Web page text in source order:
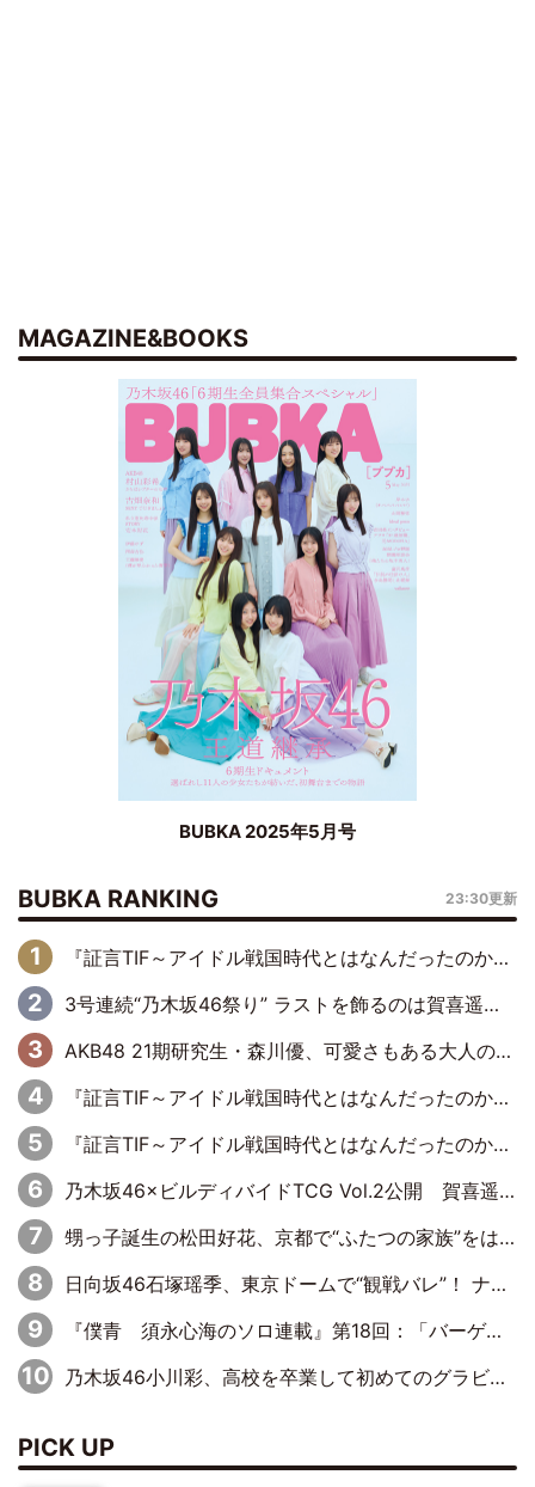
MAGAZINE&BOOKS
BUBKA 2025年5月号
BUBKA RANKING 23:30更新
『証言TIF～アイドル戦国時代とはなんだったのか～』第6回：でんぱ組.inc・古川未鈴×相沢梨紗「『ハロプロやりたかったな』って言ったら、夢眠ねむさんに『てめえはでんぱ組．incなんだよ！』って肩パンされて(笑)」
3号連続“乃木坂46祭り” ラストを飾るのは賀喜遥香…5年ぶりの登場に「5年分大人になった私を見ていただけたら」
AKB48 21期研究生・森川優、可愛さもある大人の女性に
『証言TIF～アイドル戦国時代とはなんだったのか～』第11回：私立恵比寿中学・真山りか×安本彩花「TIFで10年ぶりのキョンシーメイクをしたら、場を完全に引かせてしまって。時代が変わったんだなって」
『証言TIF～アイドル戦国時代とはなんだったのか～』第10回：さくら学院・武藤彩未×飯田らうら「正直、中3で辞めるというのを信じてなくて。そう言われてはいたけど、嘘でしょって」
乃木坂46×ビルディバイドTCG Vol.2公開 賀喜遥香＆田村真佑が『京まふ』ステージに登壇
甥っ子誕生の松田好花、京都で“ふたつの家族”をはしご！ “母”黒谷友香に見送られ、“父”松岡昌宏とはハシゴ酒
日向坂46石塚瑶季、東京ドームで“観戦バレ”！ ナイツ・塙も認めた「巨人に詳しすぎるアイドル」は元VENUSスクール生で杉内コーチ推し⁉
『僕青 須永心海のソロ連載』第18回：「バーゲンセールハンターみうな inしまむら」編
乃木坂46小川彩、高校を卒業して初めてのグラビア「大人になった感じがしました(笑)」
PICK UP